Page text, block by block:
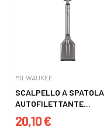
MILWAUKEE
SCALPELLO A SPATOLA
AUTOFILETTANTE
250X50...
20,10 €